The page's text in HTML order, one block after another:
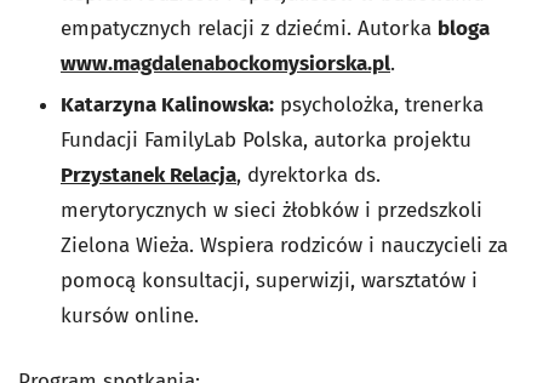
empatycznych relacji z dziećmi. Autorka bloga
www.magdalenabockomysiorska.pl.
Katarzyna Kalinowska: psycholożka, trenerka
Fundacji FamilyLab Polska, autorka projektu
Przystanek Relacja, dyrektorka ds.
merytorycznych w sieci żłobków i przedszkoli
Zielona Wieża. Wspiera rodziców i nauczycieli za
pomocą konsultacji, superwizji, warsztatów i
kursów online.